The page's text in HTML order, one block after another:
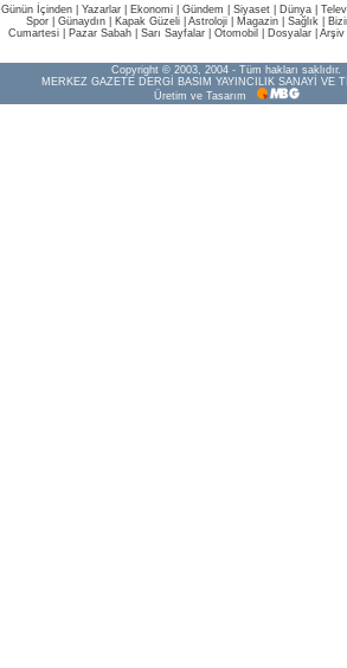
Günün İçinden Yazarlar Ekonomi Gündem Siyaset Dünya |
Spor
Günaydın Kapak Güzeli Astroloji Magazin Sağlık
Cumartesi
Pazar Sabah Sarı Sayfalar Otomobil Dosyalar Arşiv
Copyright © 2003, 2004 - Tüm hakları saklıdır.
MERKEZ GAZETE DERGİ BASIM YAYINCILIK SANAYİ VE
Üretim ve Tasarım